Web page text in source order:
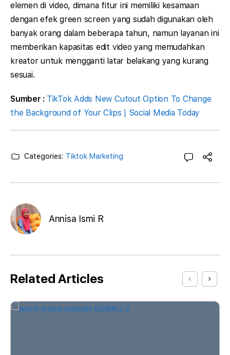
elemen di video, dimana fitur ini memiliki kesamaan
dengan efek green screen yang sudah digunakan oleh
banyak orang dalam beberapa tahun, namun layanan ini
memberikan kapasitas edit video yang memudahkan
kreator untuk mengganti latar belakang yang kurang
sesuai.
Sumber : TikTok Adds New Cutout Option To Change
the Background of Your Clips | Social Media Today
Categories: Tiktok Marketing
Annisa Ismi R
Related Articles